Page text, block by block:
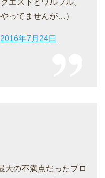
エストとワルプル。
ってませんが…）
2016年7月24日
大の不満点だったブロ